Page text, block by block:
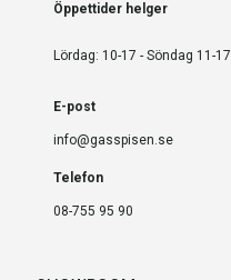
Öppettider helger
Lördag: 10-17 - Söndag 11-17
E-post
info@gasspisen.se
Telefon
08-755 95 90